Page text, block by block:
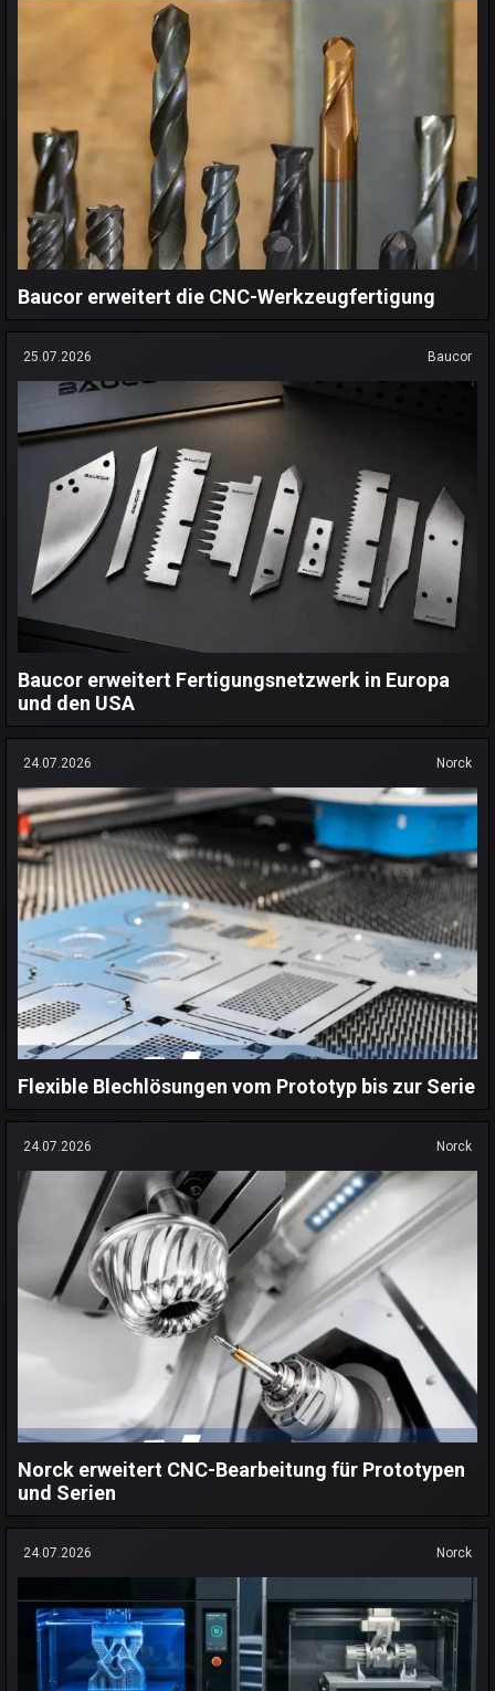
Baucor erweitert die CNC-Werkzeugfertigung
25.07.2026 Baucor
Baucor erweitert Fertigungsnetzwerk in Europa
und den USA
24.07.2026 Norck
Flexible Blechlösungen vom Prototyp bis zur Serie
24.07.2026 Norck
Norck erweitert CNC-Bearbeitung für Prototypen
und Serien
24.07.2026 Norck